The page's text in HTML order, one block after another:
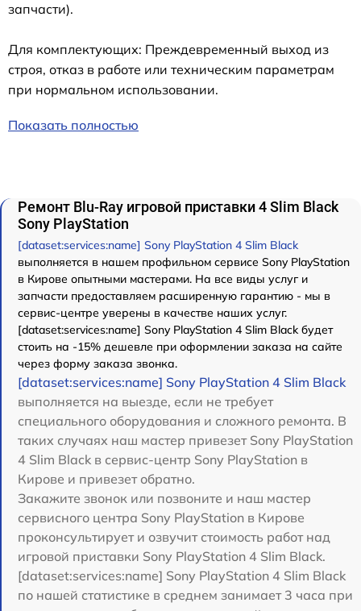
запчасти).
Для комплектующих: Преждевременный выход из
строя, отказ в работе или техническим параметрам
при нормальном использовании.
Показать полностью
Ремонт Blu-Ray игровой приставки 4 Slim Black
Sony PlayStation
[dataset:services:name] Sony PlayStation 4 Slim Black
выполняется в нашем профильном сервисе Sony PlayStation
в Кирове опытными мастерами. На все виды услуг и
запчасти предоставляем расширенную гарантию - мы в
сервис-центре уверены в качестве наших услуг.
[dataset:services:name] Sony PlayStation 4 Slim Black будет
стоить на -15% дешевле при оформлении заказа на сайте
через форму заказа звонка.
[dataset:services:name] Sony PlayStation 4 Slim Black
выполняется на выезде, если не требует
специального оборудования и сложного ремонта. В
таких случаях наш мастер привезет Sony PlayStation
4 Slim Black в сервис-центр Sony PlayStation в
Кирове и привезет обратно.
Закажите звонок или позвоните и наш мастер
сервисного центра Sony PlayStation в Кирове
проконсультирует и озвучит стоимость работ над
игровой приставки Sony PlayStation 4 Slim Black.
[dataset:services:name] Sony PlayStation 4 Slim Black
по нашей статистике в среднем занимает 3 часа при